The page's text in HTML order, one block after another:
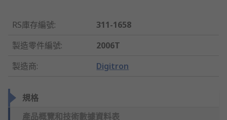
RS庫存編號:
311-1658
製造零件編號:
2006T
製造商: Digitron
規格
產品概覽和技術數據資料表